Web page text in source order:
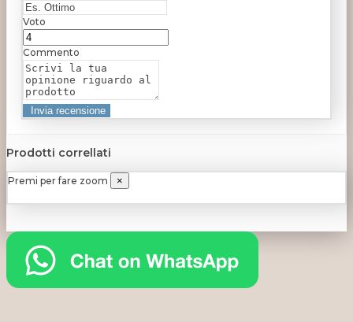
Voto
Commento
Prodotti correllati
Premi per fare zoom ×